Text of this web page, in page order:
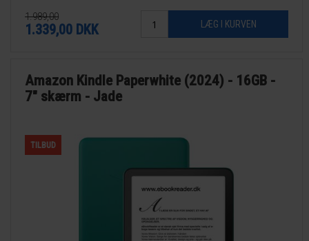
1.989,00
1.339,00 DKK
Amazon Kindle Paperwhite (2024) - 16GB -
7" skærm - Jade
TILBUD